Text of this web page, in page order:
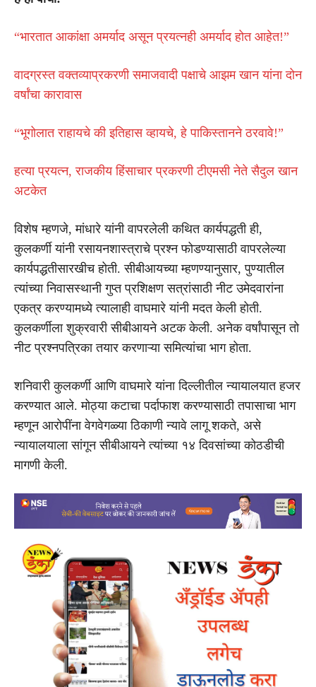
“भारतात आकांक्षा अमर्याद असून प्रयत्नही अमर्याद होत आहेत!”
वादग्रस्त वक्तव्याप्रकरणी समाजवादी पक्षाचे आझम खान यांना दोन
वर्षांचा कारावास
“भूगोलात राहायचे की इतिहास व्हायचे, हे पाकिस्तानने ठरवावे!”
हत्या प्रयत्न, राजकीय हिंसाचार प्रकरणी टीएमसी नेते सैदुल खान
अटकेत
विशेष म्हणजे, मांधारे यांनी वापरलेली कथित कार्यपद्धती ही,
कुलकर्णी यांनी रसायनशास्त्राचे प्रश्न फोडण्यासाठी वापरलेल्या
कार्यपद्धतीसारखीच होती. सीबीआयच्या म्हणण्यानुसार, पुण्यातील
त्यांच्या निवासस्थानी गुप्त प्रशिक्षण सत्रांसाठी नीट उमेदवारांना
एकत्र करण्यामध्ये त्यालाही वाघमारे यांनी मदत केली होती.
कुलकर्णीला शुक्रवारी सीबीआयने अटक केली. अनेक वर्षांपासून तो
नीट प्रश्नपत्रिका तयार करणाऱ्या समित्यांचा भाग होता.
शनिवारी कुलकर्णी आणि वाघमारे यांना दिल्लीतील न्यायालयात हजर
करण्यात आले. मोठ्या कटाचा पर्दाफाश करण्यासाठी तपासाचा भाग
म्हणून आरोपींना वेगवेगळ्या ठिकाणी न्यावे लागू शकते, असे
न्यायालयाला सांगून सीबीआयने त्यांच्या १४ दिवसांच्या कोठडीची
मागणी केली.